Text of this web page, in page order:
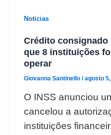
Noticias
Crédito consignado
que 8 instituições
operar
Giovanna Santinello /agosto
O INSS anunciou
cancelou a
instituições